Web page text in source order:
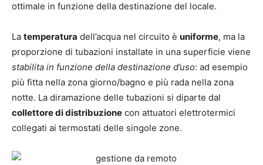
ottimale in funzione della destinazione del locale.
La temperatura dell’acqua nel circuito è uniforme, ma la
proporzione di tubazioni installate in una superficie viene
stabilita in funzione della destinazione d’uso: ad esempio
più fitta nella zona giorno/bagno e più rada nella zona
notte. La diramazione delle tubazioni si diparte dal
collettore di distribuzione con attuatori elettrotermici
collegati ai termostati delle singole zone.